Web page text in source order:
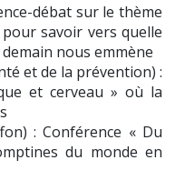
débat sur le thème
savoir vers quelle
nous emmène
et de la prévention) :
et cerveau » où la
: Conférence « Du
du monde en